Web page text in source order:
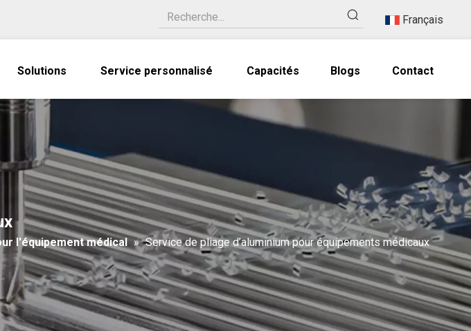
Français
Solutions Service personnalisé Capacités Blogs Contact
l'équipement médical » Service de pliage d’aluminium pour équipements médicaux